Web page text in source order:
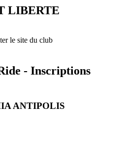
LIBERTE
- Inscriptions
ANTIPOLIS